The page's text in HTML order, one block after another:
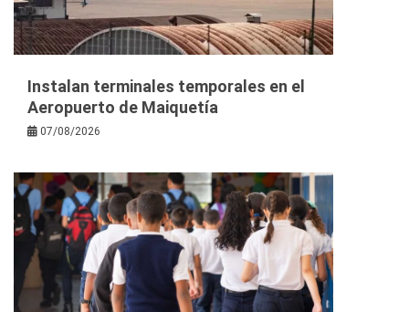
Instalan terminales temporales en el
Aeropuerto de Maiquetía
07/08/2026